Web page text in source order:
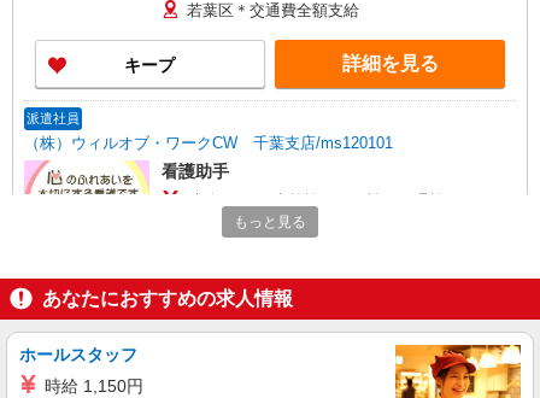
若葉区＊交通費全額支給
キープ 詳細を見る
派遣社員
（株）ウィルオブ・ワークCW 千葉支店/ms120101
看護助手
千葉県千葉市若葉区
キープ
日研トータルソーシング株式会社 メディカルケア事業部/千葉オフィ
ス【看護助手】
もっと見る
あなたにおすすめの求人情報
ホールスタッフ
時給 1,150円